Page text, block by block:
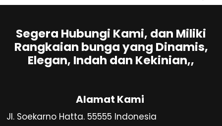
Segera Hubungi Kami, dan Miliki
Rangkaian bunga yang Dinamis,
Elegan, Indah dan Kekinian,,
Alamat Kami
Jl. Soekarno Hatta. 55555 Indonesia